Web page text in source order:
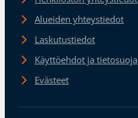
Alueiden yhteystiedot
Laskutustiedot
Käyttöehdot ja tietosuoja
Evästeet